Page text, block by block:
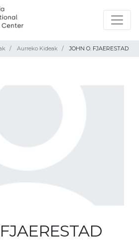
Aurreko Kideak JOHN O. FJAERESTAD